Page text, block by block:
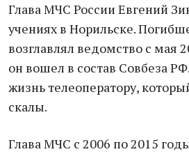
Глава МЧС России Евгений
учениях в Норильске.
возглавлял ведомство с мая
он вошел в состав Совбеза
жизнь телеоператору,
скалы.
Глава МЧС с 2006 по 2015